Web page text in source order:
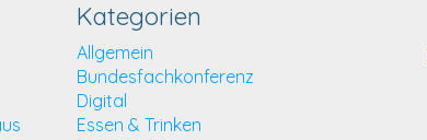
Kategorien
Allgemein
Bundesfachkonferenz
Digital
Essen & Trinken